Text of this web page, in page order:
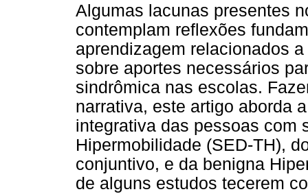
Algumas lacunas presentes
contemplam reflexões
aprendizagem relacionados
sobre aportes necessários
sindrômica nas escolas.
narrativa, este artigo aborda
integrativa das pessoas com
Hipermobilidade (SED-TH),
conjuntivo, e da benigna
de alguns estudos tecerem